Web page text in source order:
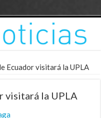
Ecuador visitará la UPLA
visitará la UPLA